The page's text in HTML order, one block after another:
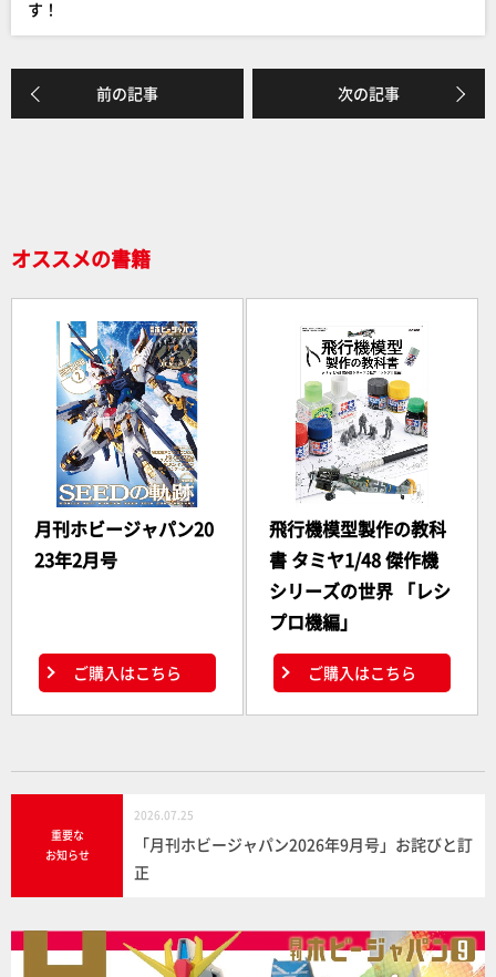
k
す！
前の記事 次の記事
オススメの書籍
月刊ホビージャパン20
23年2月号
ご購入はこちら
飛行機模型製作の教科
書 タミヤ1/48 傑作機
シリーズの世界 「レシ
プロ機編」
ご購入はこちら
重要な
お知らせ
2026.07.25
「月刊ホビージャパン2026年9月号」お詫びと訂
正